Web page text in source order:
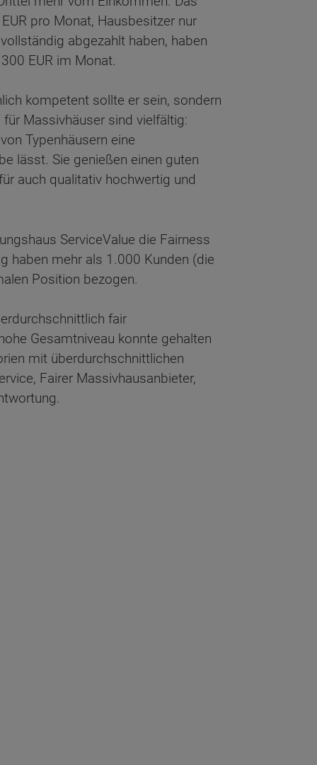
pro Monat, Hausbesitzer nur
abgezahlt haben, haben
EUR im Monat.
kompetent sollte er sein, sondern
Massivhäuser sind vielfältig:
Typenhäusern eine
lässt. Sie genießen einen guten
auch qualitativ hochwertig und
ServiceValue die Fairness
haben mehr als 1.000 Kunden (die
Position bezogen.
fair
Gesamtniveau konnte gehalten
mit überdurchschnittlichen
Fairer Massivhausanbieter,